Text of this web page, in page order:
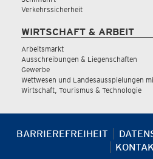
Verkehrssicherheit
WIRTSCHAFT & ARBEIT
Arbeitsmarkt
Ausschreibungen & Liegenschaften
Gewerbe
Wettwesen und Landesausspielungen
Wirtschaft, Tourismus & Technologie
BARRIEREFREIHEIT